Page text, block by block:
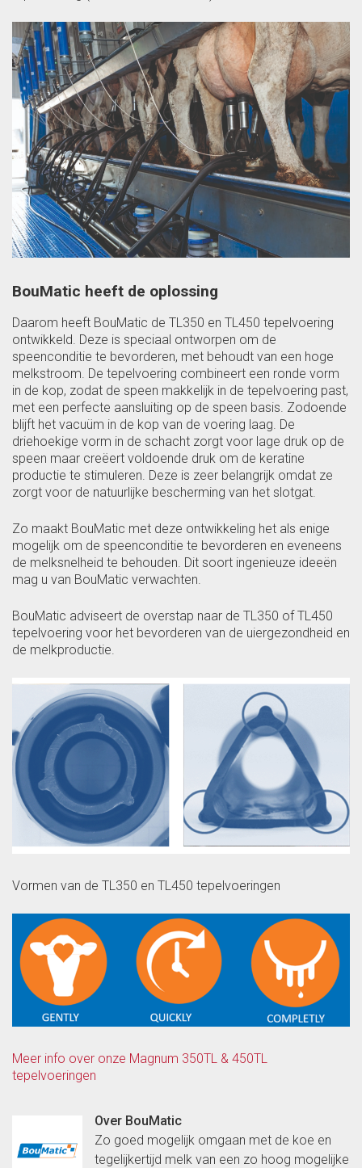
BouMatic heeft de oplossing
Daarom heeft BouMatic de TL350 en TL450 tepelvoering
ontwikkeld. Deze is speciaal ontworpen om de
speenconditie te bevorderen, met behoudt van een hoge
melkstroom. De tepelvoering combineert een ronde vorm
in de kop, zodat de speen makkelijk in de tepelvoering past,
met een perfecte aansluiting op de speen basis. Zodoende
blijft het vacuüm in de kop van de voering laag. De
driehoekige vorm in de schacht zorgt voor lage druk op de
speen maar creëert voldoende druk om de keratine
productie te stimuleren. Deze is zeer belangrijk omdat ze
zorgt voor de natuurlijke bescherming van het slotgat.
Zo maakt BouMatic met deze ontwikkeling het als enige
mogelijk om de speenconditie te bevorderen en eveneens
de melksnelheid te behouden. Dit soort ingenieuze ideeën
mag u van BouMatic verwachten.
BouMatic adviseert de overstap naar de TL350 of TL450
tepelvoering voor het bevorderen van de uiergezondheid en
de melkproductie.
Vormen van de TL350 en TL450 tepelvoeringen
Meer info over onze Magnum 350TL & 450TL
tepelvoeringen
Over BouMatic
Zo goed mogelijk omgaan met de koe en
tegelijkertijd melk van een zo hoog mogelijke